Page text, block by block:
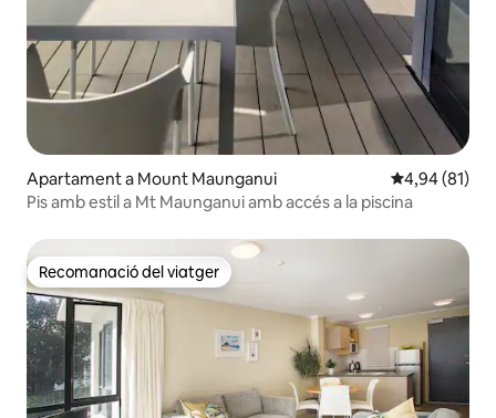
Apartament a Mount Maunganui 4,94 de
4,94 (81)
Pis amb estil a Mt Maunganui amb accés a la piscina
Recomanació del viatger
Recomanació del viatger